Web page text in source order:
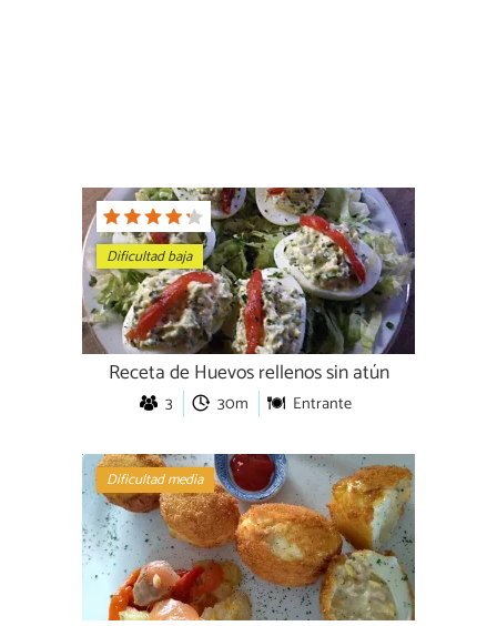
Dificultad baja
Receta de Huevos rellenos sin atún
3 30m Entrante
Dificultad media